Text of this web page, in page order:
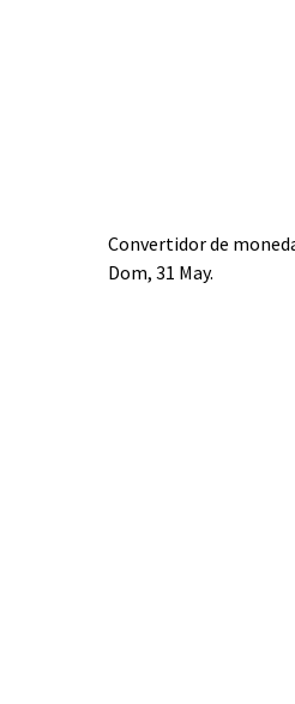
Convertidor de
Dom, 31 May.